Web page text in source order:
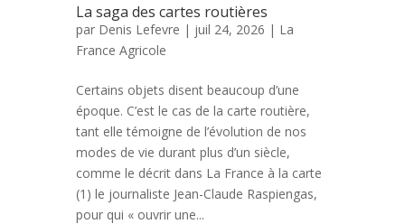
La saga des cartes routières
par Denis Lefevre | juil 24, 2026 | La
France Agricole
Certains objets disent beaucoup d’une
époque. C’est le cas de la carte routière,
tant elle témoigne de l’évolution de nos
modes de vie durant plus d’un siècle,
comme le décrit dans La France à la carte
(1) le journaliste Jean-Claude Raspiengas,
pour qui « ouvrir une...